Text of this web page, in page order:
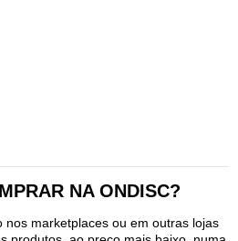
NA ONDISC?
nos marketplaces ou em outras lojas